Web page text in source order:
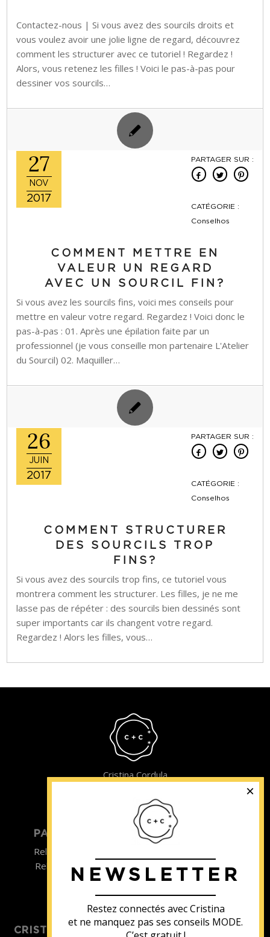
Contactez-nous | Si vous avez des sourcils droits et
vous voulez avoir une jolie ligne de regard, découvrez
comment les structurer avec ce tutoriel ! Regardez !
Alors, vous retenez les filles ! Voici le pas-à-pas pour
dessiner vos sourcils…
27
NOV
2017
PARTAGER SUR :
CATÉGORIE :
Conselhos
COMMENT METTRE EN
VALEUR UN REGARD
AVEC UN SOURCIL FIN?
Si vous avez les sourcils fins, voici mes conseils pour
mettre en valeur votre regard. Regardez ! Voici donc le
pas-à-pas : 01. Après une épilation faite par un
professionnel (je vous conseille mon partenaire L'Atelier
du Sourcil) 02. Maquiller…
26
JUIN
2017
PARTAGER SUR :
CATÉGORIE :
Conselhos
COMMENT STRUCTURER
DES SOURCILS TROP
FINS?
Si vous avez des sourcils trop fins, ce tutoriel vous
montrera comment les structurer. Les filles, je ne me
lasse pas de répéter : des sourcils bien dessinés sont
super importants car ils changent votre regard.
Regardez ! Alors les filles, vous…
Cristina Cordula
PARTICULIER
Relooking homme
Relooking femme
ENTREPRISE
ENTREPRISE
Formations
CRISTINA SOUTIENT
NEWSLETTER
Restez connectés avec Cristina
et ne manquez pas ses conseils MODE.